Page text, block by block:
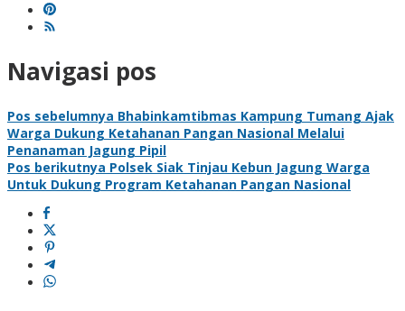
Navigasi pos
Pos sebelumnya Bhabinkamtibmas Kampung Tumang Ajak
Warga Dukung Ketahanan Pangan Nasional Melalui
Penanaman Jagung Pipil
Pos berikutnya Polsek Siak Tinjau Kebun Jagung Warga
Untuk Dukung Program Ketahanan Pangan Nasional